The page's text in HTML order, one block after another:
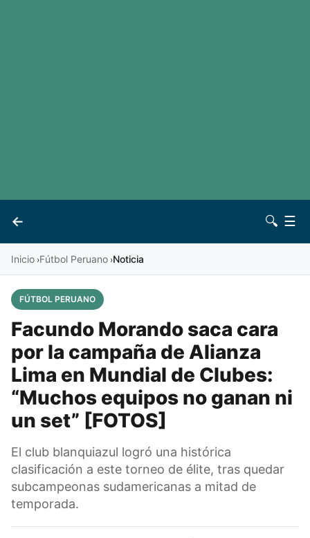
←
Vives 🔍 ☰
Inicio ›Fútbol Peruano ›Noticia
FÚTBOL PERUANO
Facundo Morando saca cara
por la campaña de Alianza
Lima en Mundial de Clubes:
“Muchos equipos no ganan ni
un set” [FOTOS]
El club blanquiazul logró una histórica
clasificación a este torneo de élite, tras quedar
subcampeonas sudamericanas a mitad de
temporada.